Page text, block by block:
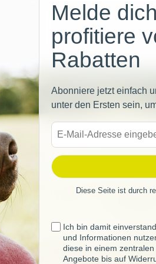
Melde
profitiere
Rabatten
Abonniere jetzt einfach
unter den Ersten sein,
Diese Seite ist durch
Ich bin damit
und Informationen
diese in einem
Angebote bis auf